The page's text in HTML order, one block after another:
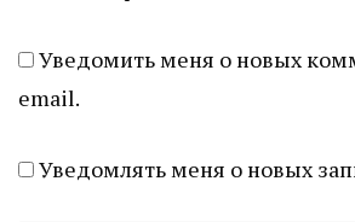
Уведомить меня о новых
email.
Уведомлять меня о новых